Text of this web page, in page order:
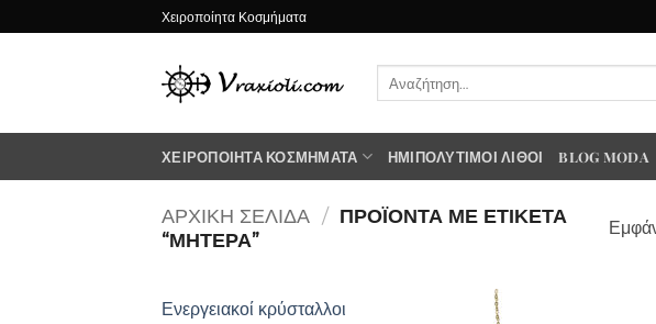
στο
Χειροποίητα Κοσμήματα
ΧΕΙΡΟΠΟΊΗΤΑ ΚΟΣΜΉΜΑΤΑ ΗΜΙΠΟΛΎΤΙΜΟΙ ΛΊΘΟΙ BLOG MODA
ΑΡΧΙΚΉ ΣΕΛΊΔΑ / ΠΡΟΪΌΝΤΑ ΜΕ ΕΤΙΚΈΤΑ
“ΜΗΤΕΡΑ”
Ενεργειακοί κρύσταλλοι